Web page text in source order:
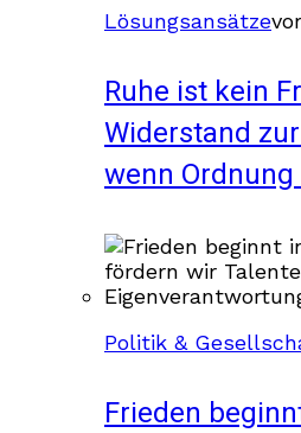
Lösungsansätze
Ruhe ist kein
Widerstand
wenn
Politik &
Frieden